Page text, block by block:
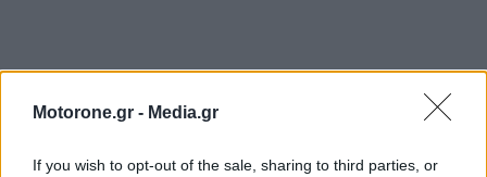
Motorone.gr - Media.gr
If you wish to opt-out of the sale, sharing to third parties, or